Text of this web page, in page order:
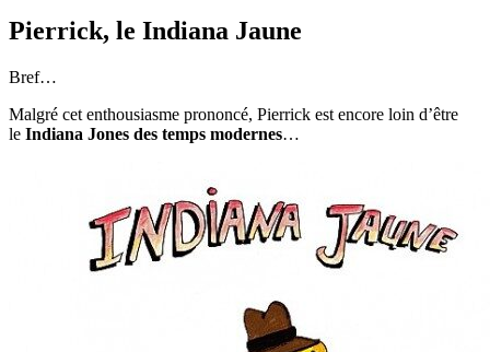
Pierrick, le Indiana Jaune
Bref…
Malgré cet enthousiasme prononcé, Pierrick est encore loin d’être
le Indiana Jones des temps modernes…